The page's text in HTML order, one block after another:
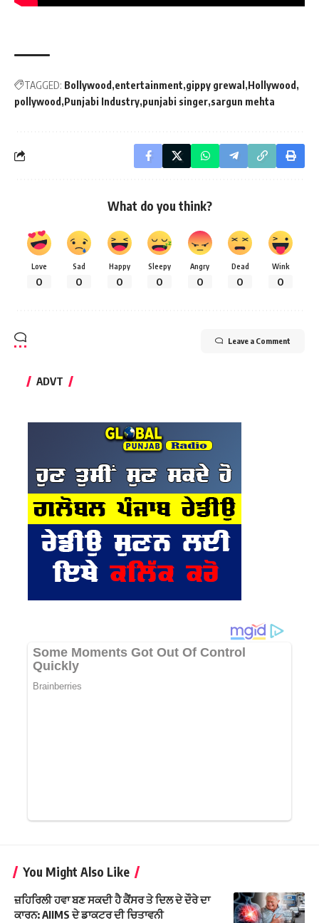
TAGGED: Bollywood entertainment gippy grewal Hollywood
pollywood Punjabi Industry punjabi singer sargun mehta
What do you think?
Love
0
Sad
0
Happy
0
Sleepy
0
Angry
0
Dead
0
Wink
0
Leave a Comment
ADVT
You Might Also Like
ਜ਼ਹਿਰਿਲੀ ਹਵਾ ਬਣ ਸਕਦੀ ਹੈ ਕੈਂਸਰ ਤੇ ਦਿਲ ਦੇ ਦੌਰੇ ਦਾ
ਕਾਰਨ: AIIMS ਦੇ ਡਾਕਟਰ ਦੀ ਚਿਤਾਵਨੀ